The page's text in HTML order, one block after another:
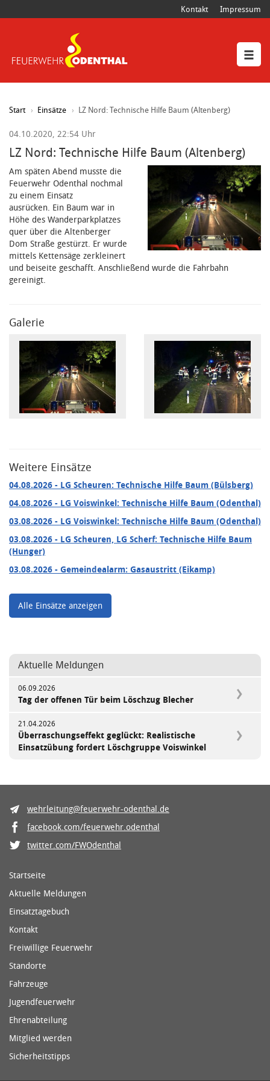
Kontakt Impressum
Start Einsätze LZ Nord: Technische Hilfe Baum (Altenberg)
04.10.2020, 22:54 Uhr
LZ Nord: Technische Hilfe Baum (Altenberg)
Am späten Abend musste die
Feuerwehr Odenthal nochmal
zu einem Einsatz
ausrücken. Ein Baum war in
Höhe des Wanderparkplatzes
quer über die Altenberger
Dom Straße gestürzt. Er wurde
mittels Kettensäge zerkleinert
und beiseite geschafft. Anschließend wurde die Fahrbahn
gereinigt.
Galerie
Weitere Einsätze
04.08.2026 - LG Scheuren: Technische Hilfe Baum (Bülsberg)
04.08.2026 - LG Voiswinkel: Technische Hilfe Baum (Odenthal)
03.08.2026 - LG Voiswinkel: Technische Hilfe Baum (Odenthal)
03.08.2026 - LG Scheuren, LG Scherf: Technische Hilfe Baum
(Hunger)
03.08.2026 - Gemeindealarm: Gasaustritt (Eikamp)
Alle Einsätze anzeigen
Aktuelle Meldungen
06.09.2026
Tag der offenen Tür beim Löschzug Blecher
21.04.2026
Überraschungseffekt geglückt: Realistische
Einsatzübung fordert Löschgruppe Voiswinkel
wehrleitung@feuerwehr-odenthal.de
facebook.com/feuerwehr.odenthal
twitter.com/FWOdenthal
Startseite
Aktuelle Meldungen
Einsatztagebuch
Kontakt
Freiwillige Feuerwehr
Standorte
Fahrzeuge
Jugendfeuerwehr
Ehrenabteilung
Mitglied werden
Sicherheitstipps